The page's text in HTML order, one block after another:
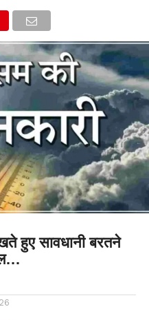
चंपावतचमोलीटिहरी गढ़वाल
रुद्रप्रयागहरिद्वारदेश
दुनिया
हुए सावधानी बरतने